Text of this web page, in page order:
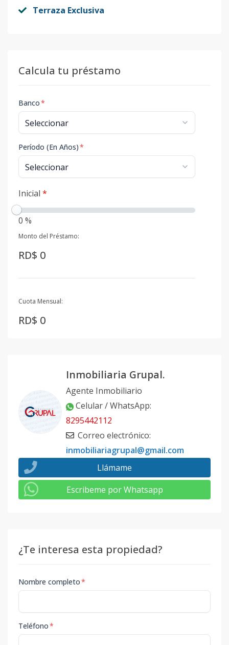
Terraza Exclusiva
Calcula tu préstamo
Banco*
Período (En Años)*
Inicial *
0 %
Monto del Préstamo:
RD$ 0
Cuota Mensual:
RD$ 0
Inmobiliaria Grupal.
Agente Inmobiliario
Celular / WhatsApp:
8295442112
Correo electrónico:
inmobiliariagrupal@gmail.com
Llámame
Escribeme por Whatsapp
¿Te interesa esta propiedad?
Nombre completo*
Teléfono*